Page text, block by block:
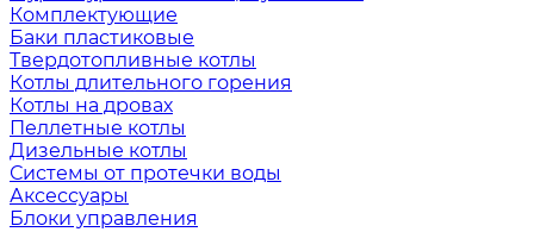
Комплектующие
Баки пластиковые
Твердотопливные котлы
Котлы длительного горения
Котлы на дровах
Пеллетные котлы
Дизельные котлы
Системы от протечки воды
Аксессуары
Блоки управления